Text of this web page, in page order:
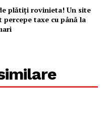
plătiți rovinieta! Un site
percepe taxe cu până la